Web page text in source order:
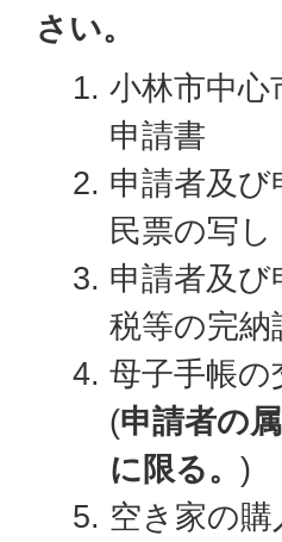
さい。
小林市中心
申請書
申請者及
民票の写し
申請者及
税等の完納
母子手帳
(申請者の
に限る。 )
空き家の